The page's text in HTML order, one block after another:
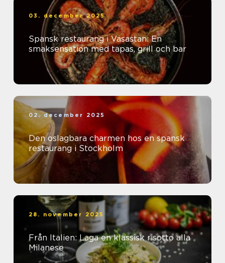
03. december 2025
Spansk restaurang i Vasastan: En
smaksensation med tapas, grill och bar
02. december 2025
Den oslagbara charmen hos en spansk
restaurang i Stockholm
28. november 2025
Från Italien: Laga en klassisk risotto alla
Milanese